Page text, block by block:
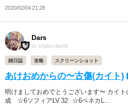
2020/02/04 21:28
Dars
ID: k7p6fcc4we56
雑日誌 攻略 スクリーンショット
あけおめからの〜古傷(カイト)
明けましておめでとうございます〜 カイ
成 ☆6ソフィアLV 32 ☆6ベネカL...